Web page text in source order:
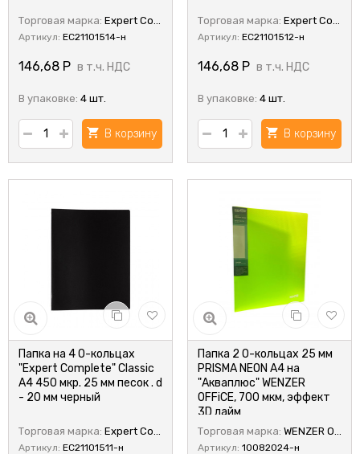
Торговая марка: Expert Complete
Артикул: EC21101514-н
146,68 Р в т.ч. НДС
В упаковке: 4 шт.
В корзину
Торговая марка: Expert Complete
Артикул: EC21101512-н
146,68 Р в т.ч. НДС
В упаковке: 4 шт.
В корзину
Папка на 4 О-кольцах
"Expert Complete" Classic
А4 450 мкр. 25 мм песок . d
- 20 мм черный
Торговая марка: Expert Complete
Артикул: EC21101511-н
Папка 2 О-кольцах 25 мм
PRISMA NEON A4 на
"Акваплюс" WENZER
OFFiCE, 700 мкм, эффект
3D лайм
Торговая марка: WENZER OFFiCE
Артикул: 10082024-н